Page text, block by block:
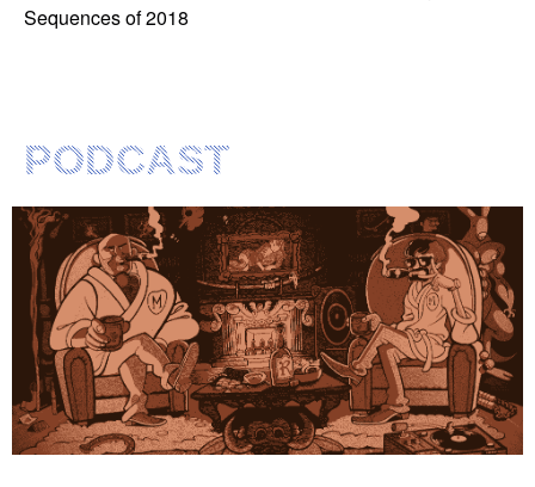
Sequences of 2018
PODCAST